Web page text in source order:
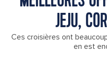
JEJU,
Ces croisières ont
en est